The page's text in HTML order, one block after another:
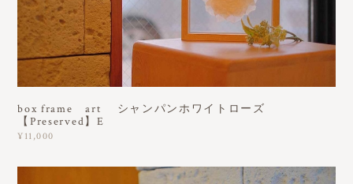
box frame art シャンパンホワイトローズ
【Preserved】E
¥11,000